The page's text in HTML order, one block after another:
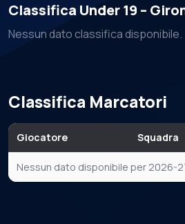
Classifica Under 19 –
Nessun dato classifica disponibile.
Classifica Marcatori
Giocatore Squadra
Nessun dato disponibile per 2026-